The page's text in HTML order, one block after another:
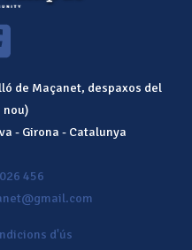
de Maçanet, despaxos del
nou)
- Girona - Catalunya
456
d'ús